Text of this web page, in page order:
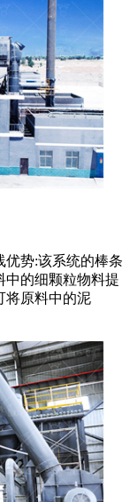
优势:该系统的棒条
中的细颗粒物料提
将原料中的泥